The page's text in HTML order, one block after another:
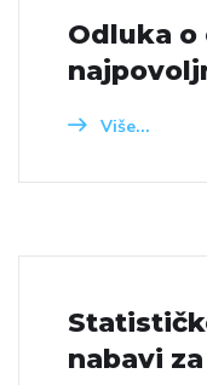
Odluka o
Više...
nabavi